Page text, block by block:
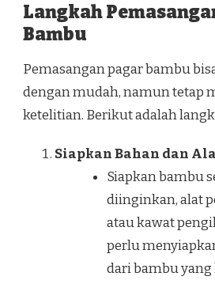
Langkah
Bambu
Pemasangan pagar bambu
dengan mudah, namun tetap
ketelitian. Berikut adalah
Siapkan Bahan dan
Siapkan bambu
diinginkan, alat
atau kawat
perlu
dari bambu yang